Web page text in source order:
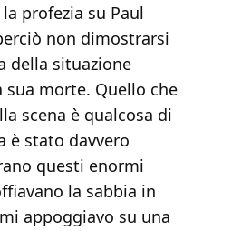
profezia su Paul
non dimostrarsi
della situazione
sua morte. Quello che
scena è qualcosa di
è stato davvero
questi enormi
la sabbia in
appoggiavo su una